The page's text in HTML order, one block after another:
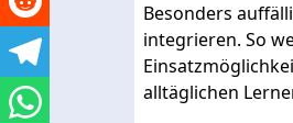
Besonders
integrieren. So
alltäglichen